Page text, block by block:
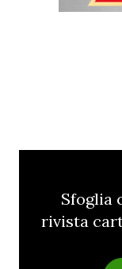
Sfoglia
rivista